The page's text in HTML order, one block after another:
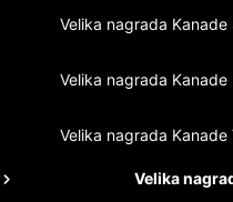
Velika nagrada Kanade
Velika nagrada Kanade
Velika nagrada Kanade
Velika